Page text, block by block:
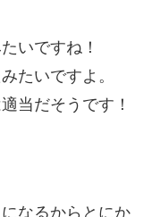
いですね！
たいですよ。
当だそうです！
なるからとにか